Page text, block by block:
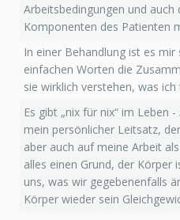
Arbeitsbedingungen und auch
Komponenten des Patienten
In einer Behandlung ist es
einfachen Worten die
sie wirklich verstehen, was ich
Es gibt „nix für nix“ im Leben
mein persönlicher Leitsatz,
aber auch auf meine Arbeit
alles einen Grund, der Körper
uns, was wir gegebenenfalls
Körper wieder sein